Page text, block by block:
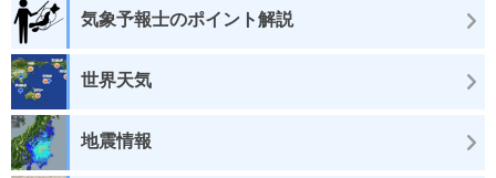
気象予報士のポイント解説
世界天気
地震情報